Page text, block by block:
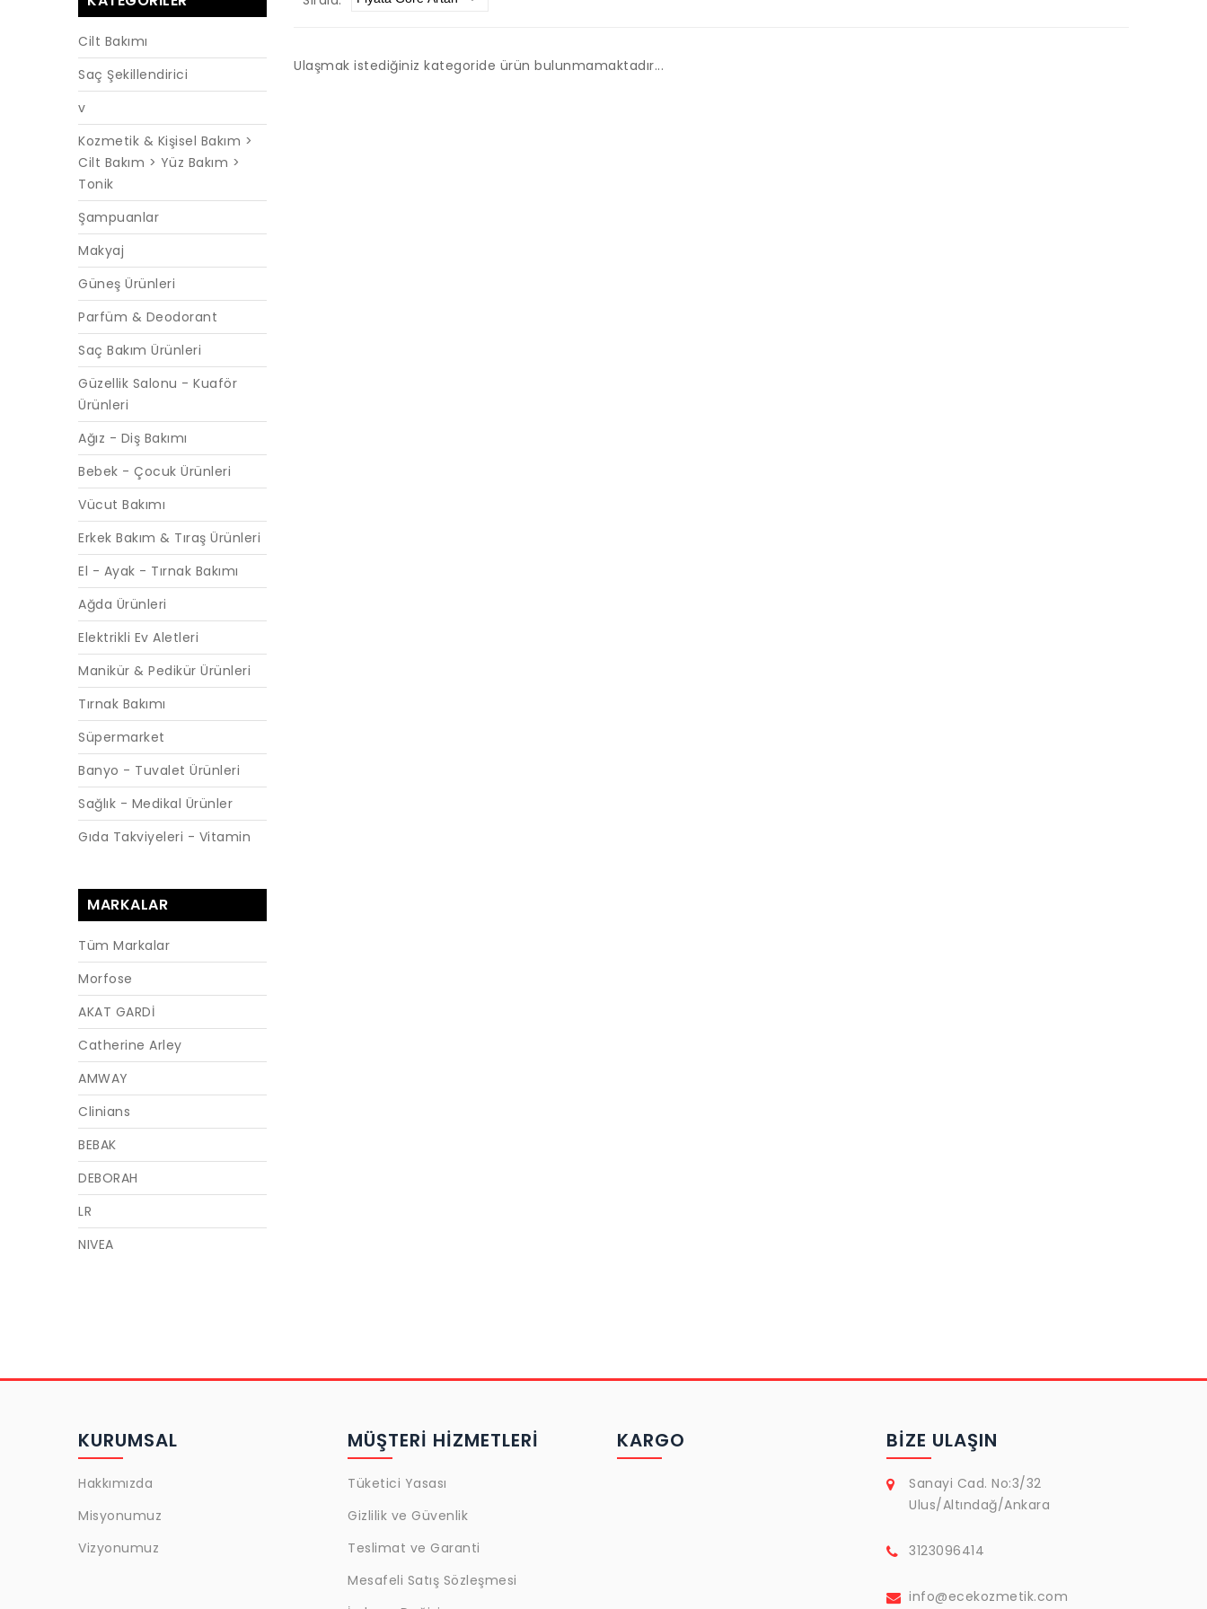
Cilt Bakımı
Saç Şekillendirici
v
Kozmetik & Kişisel Bakım >
Cilt Bakım > Yüz Bakım >
Tonik
Şampuanlar
Makyaj
Güneş Ürünleri
Parfüm & Deodorant
Saç Bakım Ürünleri
Güzellik Salonu - Kuaför
Ürünleri
Ağız - Diş Bakımı
Bebek - Çocuk Ürünleri
Vücut Bakımı
Erkek Bakım & Tıraş Ürünleri
El - Ayak - Tırnak Bakımı
Ağda Ürünleri
Elektrikli Ev Aletleri
Manikür & Pedikür Ürünleri
Tırnak Bakımı
Süpermarket
Banyo - Tuvalet Ürünleri
Sağlık - Medikal Ürünler
Gıda Takviyeleri - Vitamin
MARKALAR
Tüm Markalar
Morfose
AKAT GARDİ
Catherine Arley
AMWAY
Clinians
BEBAK
DEBORAH
LR
NIVEA
GOLDEN ROSE
ACTIVEX
ULRIC DE VARENS
JAJA
Snob
Ulaşmak istediğiniz kategoride ürün bulunmamaktadır...
KURUMSAL
Hakkımızda
Misyonumuz
Vizyonumuz
MÜŞTERİ HİZMETLERİ
Tüketici Yasası
Gizlilik ve Güvenlik
Teslimat ve Garanti
Mesafeli Satış Sözleşmesi
KARGO BIZE ULAŞIN
Sanayi Cad. No:3/32
Ulus/Altındağ/Ankara
3123096414
info@ecekozmetik.com